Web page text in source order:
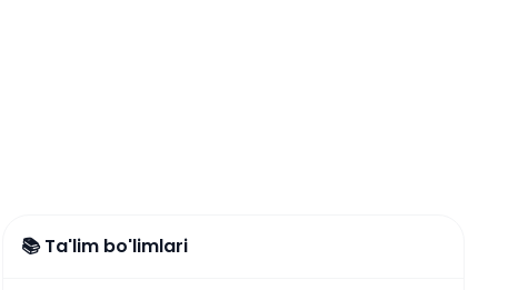
📚 Ta'lim bo'limlari